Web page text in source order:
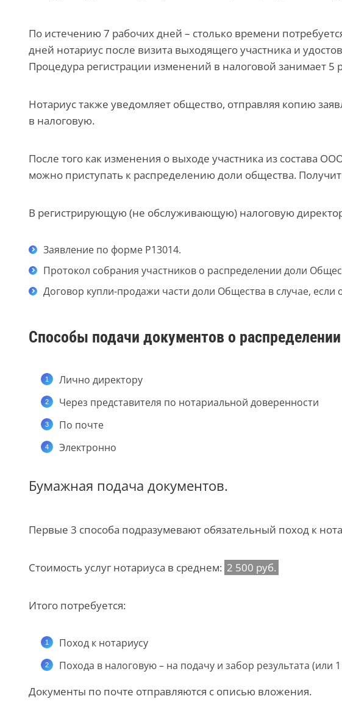
По истечению 7 рабочих дней – столько времени
дней нотариус после визита выходящего участника и
Процедура регистрации изменений в налоговой занимает 5
Нотариус также уведомляет общество, отправляя копию
в налоговую.
После того как изменения о выходе участника из состава
можно приступать к распределению доли общества.
В регистрирующую (не обслуживающую) налоговую
Заявление по форме Р13014.
Протокол собрания участников о распределении доли
Договор купли-продажи части доли Общества в случае,
Способы подачи документов о
Лично директору
Через представителя по нотариальной доверенности
По почте
Электронно
Бумажная подача документов.
Первые 3 способа подразумевают обязательный поход к
Стоимость услуг нотариуса в среднем: 2 500 руб.
Итого потребуется:
Поход к нотариусу
Похода в налоговую – на подачу и забор результата (или
Документы по почте отправляются с описью вложения.